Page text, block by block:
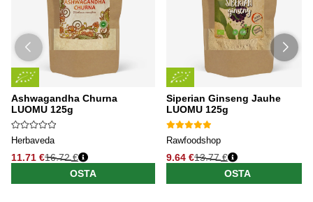
Ashwagandha Churna
LUOMU 125g
Herbaveda
11.71 €16.72 €
OSTA
Siperian Ginseng Jauhe
LUOMU 125g
Rawfoodshop
9.64 €13.77 €
OSTA